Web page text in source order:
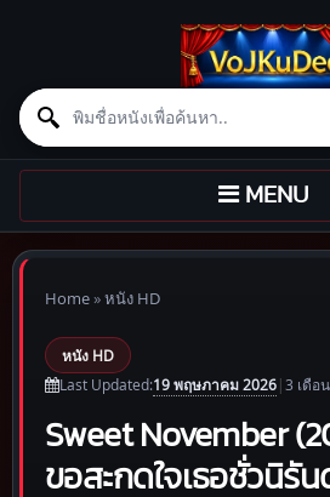
Search for:
Skip to content
TOGGLE
MENU
Home»หนัง HD
หนัง HD
Last Updated:19 พฤษภาคม 2026|3 เดือน
Sweet November
ขอสะกดใจเธอชั่วนิรัน